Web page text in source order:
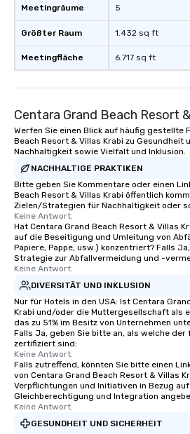
Meetingräume
Größter Raum
Meetingfläche
5
1.432 sq ft
6.717 sq ft
Centara Grand Beach Resort
Werfen Sie einen Blick auf häufig gestellte
Beach Resort & Villas Krabi zu Gesundheit
Nachhaltigkeit sowie Vielfalt und Inklusion.
NACHHALTIGE PRAKTIKEN
Bitte geben Sie Kommentare oder einen
Beach Resort & Villas Krabi öffentlich
Zielen/Strategien für Nachhaltigkeit oder
Keine Antwort.
Hat Centara Grand Beach Resort & Villas
auf die Beseitigung und Umleitung von
Papiere, Pappe, usw.) konzentriert? Falls
Strategie zur Abfallvermeidung und -
Keine Antwort.
DIVERSITÄT UND INKLUSION
Nur für Hotels in den USA: Ist Centara
Krabi und/oder die Muttergesellschaft als
das zu 51% im Besitz von Unternehmen
Falls Ja, geben Sie bitte an, als welche der
zertifiziert sind:
Keine Antwort.
Falls zutreffend, könnten Sie bitte einen
von Centara Grand Beach Resort & Villas
Verpflichtungen und Initiativen in Bezug
Gleichberechtigung und Integration
Keine Antwort.
GESUNDHEIT UND SICHERHEIT